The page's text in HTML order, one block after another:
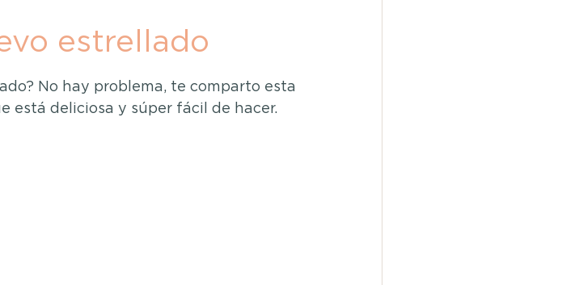
y Salud
estrellado
No hay problema, te comparto esta
está deliciosa y súper fácil de hacer.